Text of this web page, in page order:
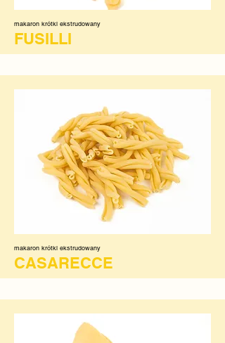
makaron krótki ekstrudowany
FUSILLI
makaron krótki ekstrudowany
CASARECCE